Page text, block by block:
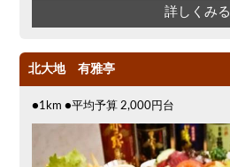
詳しくみる
北大地 有雅亭
●1km ●平均予算 2,000円台